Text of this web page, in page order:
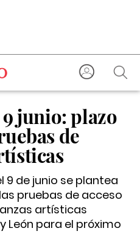
9 junio: plazo
de
9 de junio se plantea
pruebas de acceso
artísticas
León para el próximo